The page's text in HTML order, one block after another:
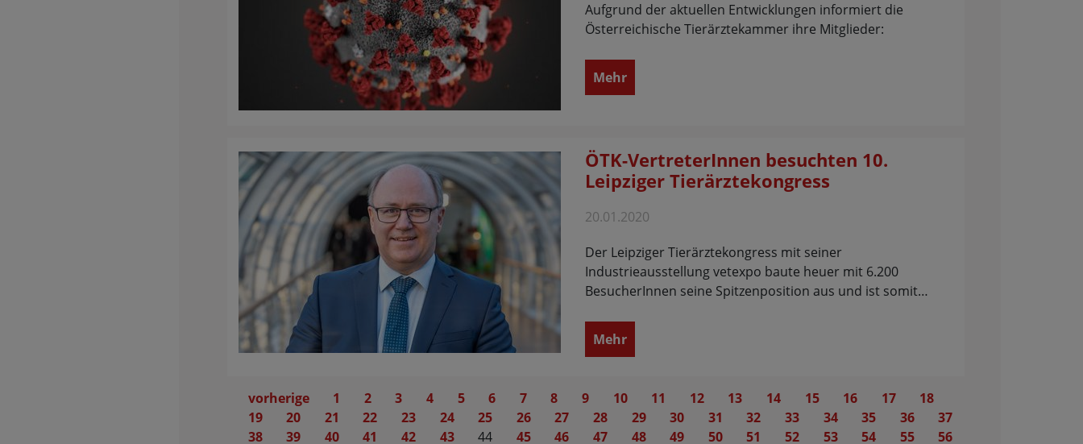
Aufgrund der aktuellen Entwicklungen informiert die
Österreichische Tierärztekammer ihre Mitglieder:
Mehr
ÖTK-VertreterInnen besuchten 10.
Leipziger Tierärztekongress
20.01.2020
Der Leipziger Tierärztekongress mit seiner
Industrieausstellung vetexpo baute heuer mit 6.200
BesucherInnen seine Spitzenposition aus und ist somit…
Mehr
vorherige 1 2 3 4 5 6 7 8 9 10 11 12 13 14 15 16 17
18
19
20 21 22 23 24 25 26 27 28 29 30 31 32 33 34 35 36
37
38
39 40 41 42 43 44 45 46 47 48 49 50 51 52 53 54 55 56